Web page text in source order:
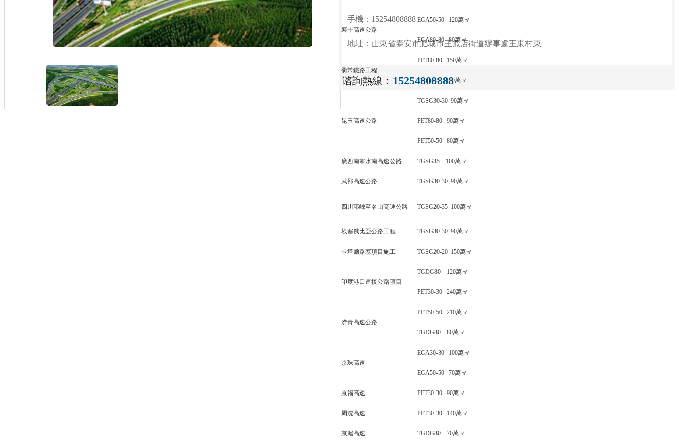
手機：15254808888
地址：山東省泰安市肥城市王瓜店街道辦事處王東村東
谘詢熱線： 15254808888
襄十高速公路
EGA50-50 120萬㎡
EGA80-80 80萬㎡
衢常鐵路工程
PET80-80 150萬㎡
TGSG35 120萬㎡
昆玉高速公路
TGSG30-30 90萬㎡
PET80-80 90萬㎡
PET50-50 80萬㎡
廣西南寧水南高速公路 TGSG35 100萬㎡
武邵高速公路 TGSG30-30 90萬㎡
四川邛崍至名山高速公路 TGSG20-35 100萬㎡
埃塞俄比亞公路工程 TGSG30-30 90萬㎡
卡塔爾路塞項目施工 TGSG20-20 150萬㎡
印度港口連接公路項目
TGDG80 120萬㎡
PET30-30 240萬㎡
濟青高速公路
PET50-50 210萬㎡
TGDG80 80萬㎡
京珠高速
EGA30-30 100萬㎡
EGA50-50 70萬㎡
京福高速 PET30-30 90萬㎡
周沈高速 PET30-30 140萬㎡
京滬高速 TGDG80 70萬㎡